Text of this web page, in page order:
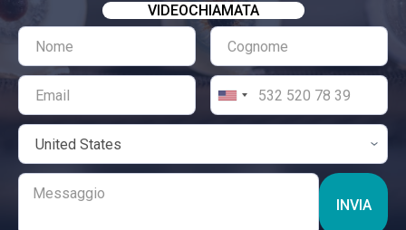
VIDEOCHIAMATA
INVIA